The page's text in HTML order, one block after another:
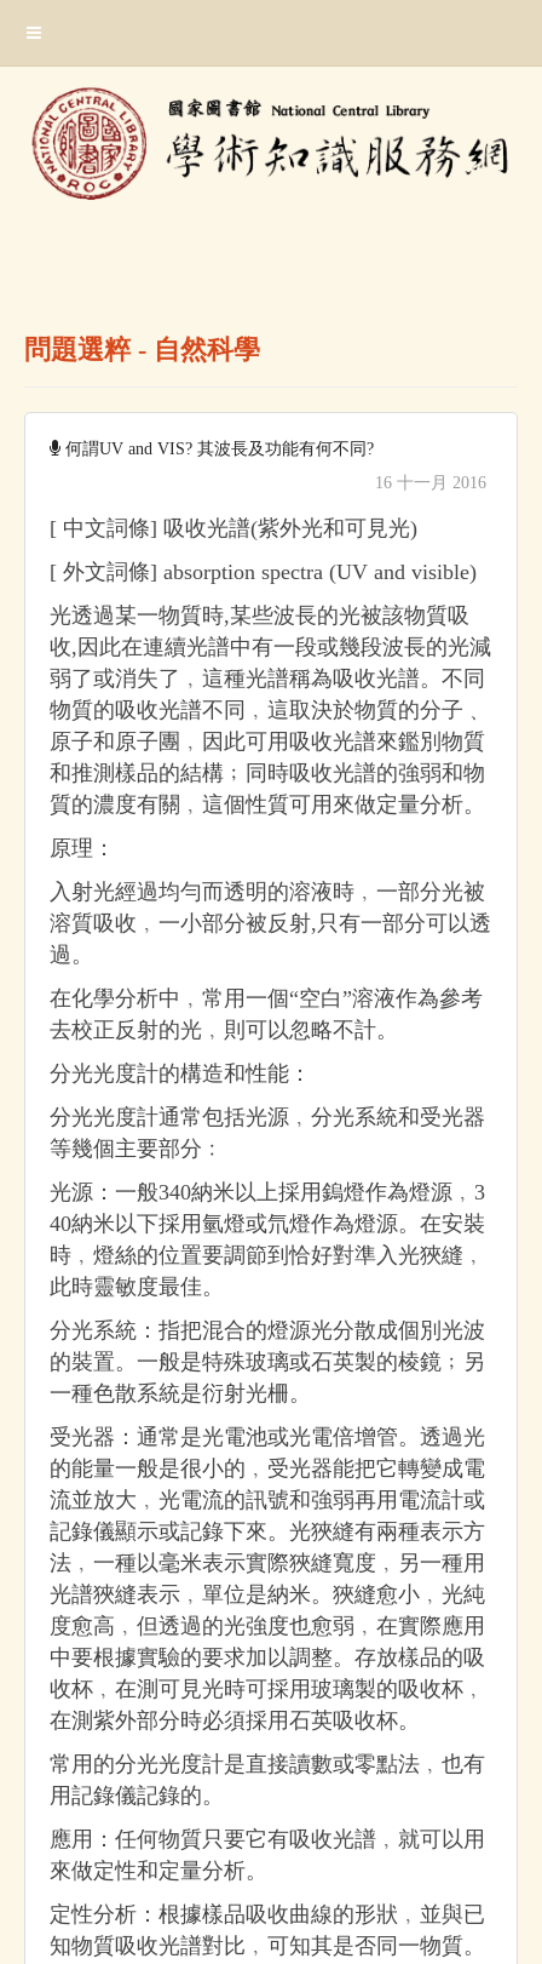
主
問題選粹 - 自然科學
何謂UV and VIS? 其波長及功能有何不同?
16 十一月 2016
[ 中文詞條] 吸收光譜(紫外光和可見光)
[ 外文詞條] absorption spectra (UV and visible)
光透過某一物質時,某些波長的光被該物質吸
收,因此在連續光譜中有一段或幾段波長的光減
弱了或消失了﹐這種光譜稱為吸收光譜。不同
物質的吸收光譜不同﹐這取決於物質的分子﹑
原子和原子團﹐因此可用吸收光譜來鑑別物質
和推測樣品的結構﹔同時吸收光譜的強弱和物
質的濃度有關﹐這個性質可用來做定量分析。
原理：
入射光經過均勻而透明的溶液時﹐一部分光被
溶質吸收﹐一小部分被反射,只有一部分可以透
過。
在化學分析中﹐常用一個“空白”溶液作為參考
去校正反射的光﹐則可以忽略不計。
分光光度計的構造和性能：
分光光度計通常包括光源﹐分光系統和受光器
等幾個主要部分﹕
光源：一般340納米以上採用鎢燈作為燈源﹐3
40納米以下採用氫燈或氘燈作為燈源。在安裝
時﹐燈絲的位置要調節到恰好對準入光狹縫﹐
此時靈敏度最佳。
分光系統：指把混合的燈源光分散成個別光波
的裝置。一般是特殊玻璃或石英製的棱鏡﹔另
一種色散系統是衍射光柵。
受光器：通常是光電池或光電倍增管。透過光
的能量一般是很小的﹐受光器能把它轉變成電
流並放大﹐光電流的訊號和強弱再用電流計或
記錄儀顯示或記錄下來。光狹縫有兩種表示方
法﹐一種以毫米表示實際狹縫寬度﹐另一種用
光譜狹縫表示﹐單位是納米。狹縫愈小﹐光純
度愈高﹐但透過的光強度也愈弱﹐在實際應用
中要根據實驗的要求加以調整。存放樣品的吸
收杯﹐在測可見光時可採用玻璃製的吸收杯﹐
在測紫外部分時必須採用石英吸收杯。
常用的分光光度計是直接讀數或零點法﹐也有
用記錄儀記錄的。
應用：任何物質只要它有吸收光譜﹐就可以用
來做定性和定量分析。
定性分析：根據樣品吸收曲線的形狀﹐並與已
知物質吸收光譜對比﹐可知其是否同一物質。